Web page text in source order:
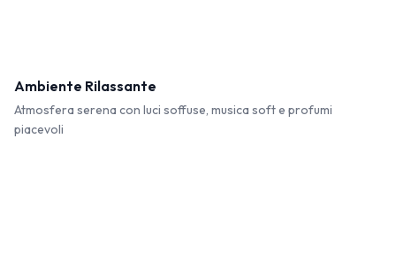
Ambiente Rilassante
Atmosfera serena con luci soffuse, musica soft e profumi
piacevoli